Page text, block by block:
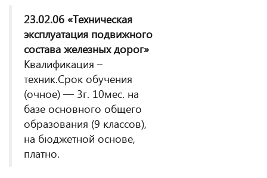
23.02.06 «Техническая
эксплуатация подвижного
состава железных дорог»
Квалификация –
техник.Срок обучения
(очное) — 3г. 10мес. на
базе основного общего
образования (9 классов),
на бюджетной основе,
платно.